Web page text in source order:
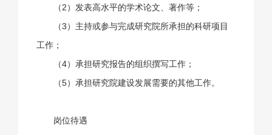
（2）发表高水平的学术论文、著作等；
（3）主持或参与完成研究院所承担的科研项目
工作；
（4）承担研究报告的组织撰写工作；
（5）承担研究院建设发展需要的其他工作。
岗位待遇